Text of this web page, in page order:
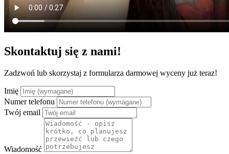
Skontaktuj się z nami!
Zadzwoń lub skorzystaj z formularza darmowej wyceny już teraz!
Imię
Numer telefonu
Twój email
Wiadomość